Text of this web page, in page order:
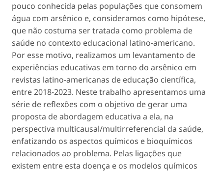
pouco conhecida pelas populações que consomem
água com arsênico e, consideramos como hipótese,
que não costuma ser tratada como problema de
saúde no contexto educacional latino-americano.
Por esse motivo, realizamos um levantamento de
experiências educativas em torno do arsênico em
revistas latino-americanas de educação científica,
entre 2018-2023. Neste trabalho apresentamos uma
série de reflexões com o objetivo de gerar uma
proposta de abordagem educativa a ela, na
perspectiva multicausal/multirreferencial da saúde,
enfatizando os aspectos químicos e bioquímicos
relacionados ao problema. Pelas ligações que
existem entre esta doença e os modelos químicos